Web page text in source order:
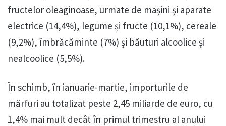
fructelor oleaginoase, urmate de mașini și aparate
electrice (14,4%), legume și fructe (10,1%), cereale
(9,2%), îmbrăcăminte (7%) și băuturi alcoolice și
nealcoolice (5,5%).
În schimb, în ianuarie-martie, importurile de
mărfuri au totalizat peste 2,45 miliarde de euro, cu
1,4% mai mult decât în primul trimestru al anului